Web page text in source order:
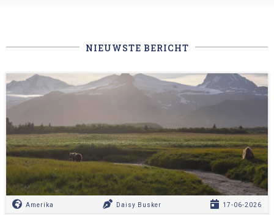
NIEUWSTE BERICHT
Amerika Daisy Busker 17-06-2026